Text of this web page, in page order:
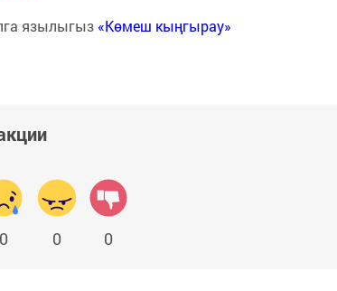
язылыгыз «Көмеш кыңгырау»
0 0 0